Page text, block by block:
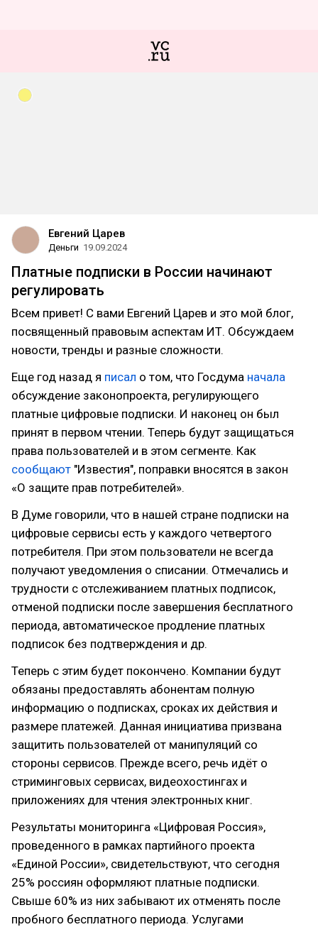
Евгений Царев
Деньги 19.09.2024
Платные подписки в России начинают
регулировать
Всем привет! С вами Евгений Царев и это мой блог,
посвященный правовым аспектам ИТ. Обсуждаем
новости, тренды и разные сложности.
Еще год назад я писал о том, что Госдума начала
обсуждение законопроекта, регулирующего
платные цифровые подписки. И наконец он был
принят в первом чтении. Теперь будут защищаться
права пользователей и в этом сегменте. Как
сообщают "Известия", поправки вносятся в закон
«О защите прав потребителей».
В Думе говорили, что в нашей стране подписки на
цифровые сервисы есть у каждого четвертого
потребителя. При этом пользователи не всегда
получают уведомления о списании. Отмечались и
трудности с отслеживанием платных подписок,
отменой подписки после завершения бесплатного
периода, автоматическое продление платных
подписок без подтверждения и др.
Теперь с этим будет покончено. Компании будут
обязаны предоставлять абонентам полную
информацию о подписках, сроках их действия и
размере платежей. Данная инициатива призвана
защитить пользователей от манипуляций со
стороны сервисов. Прежде всего, речь идёт о
стриминговых сервисах, видеохостингах и
приложениях для чтения электронных книг.
Результаты мониторинга «Цифровая Россия»,
проведенного в рамках партийного проекта
«Единой России», свидетельствуют, что сегодня
25% россиян оформляют платные подписки.
Свыше 60% из них забывают их отменять после
пробного бесплатного периода. Услугами